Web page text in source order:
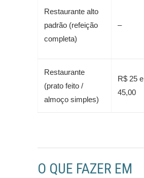
Restaurante alto
padrão (refeição
completa)
–
Restaurante
(prato feito /
almoço simples)
R$ 25 e
45,00
O QUE FAZER EM